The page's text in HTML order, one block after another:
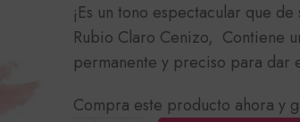
¡Es un tono espectacular que
Rubio Claro Cenizo, Contiene
permanente y preciso para dar
Compra este producto ahora y